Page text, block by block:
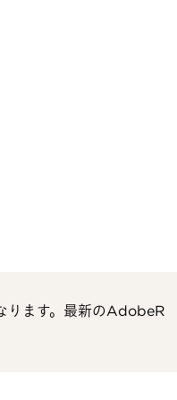
ります。最新のAdobeR